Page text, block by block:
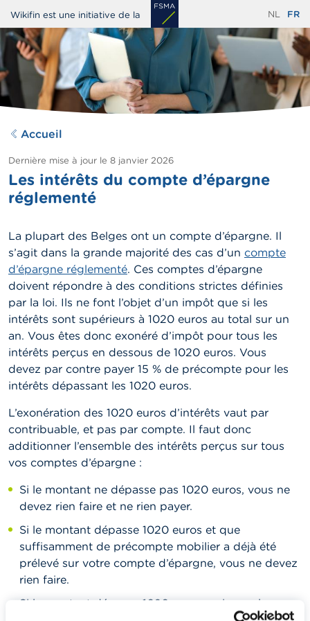
Aller
au
contenu
principal
Wikifin est une initiative de la NL FR
Accueil
Dernière mise à jour le 8 janvier 2026
Les intérêts du compte d’épargne
réglementé
La plupart des Belges ont un compte d’épargne. Il
s’agit dans la grande majorité des cas d’un compte
d’épargne réglementé. Ces comptes d’épargne
doivent répondre à des conditions strictes définies
par la loi. Ils ne font l’objet d’un impôt que si les
intérêts sont supérieurs à 1020 euros au total sur un
an. Vous êtes donc exonéré d’impôt pour tous les
intérêts perçus en dessous de 1020 euros. Vous
devez par contre payer 15 % de précompte pour les
intérêts dépassant les 1020 euros.
L’exonération des 1020 euros d’intérêts vaut par
contribuable, et pas par compte. Il faut donc
additionner l’ensemble des intérêts perçus sur tous
vos comptes d’épargne :
Si le montant ne dépasse pas 1020 euros, vous ne
devez rien faire et ne rien payer.
Si le montant dépasse 1020 euros et que
suffisamment de précompte mobilier a déjà été
prélevé sur votre compte d’épargne, vous ne devez
rien faire.
Si le montant dépasse 1020 euros mais que le